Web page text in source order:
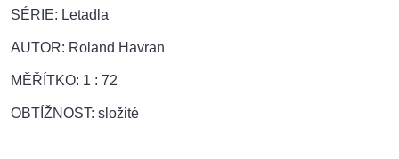
SÉRIE: Letadla
AUTOR: Roland Havran
MĚŘÍTKO: 1 : 72
OBTÍŽNOST: složité